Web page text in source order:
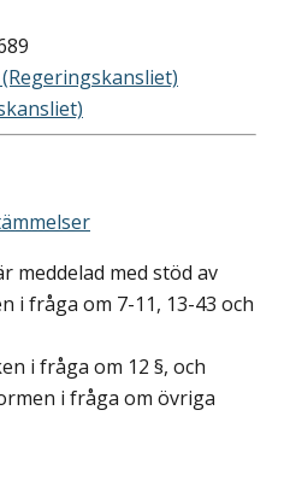
(Regeringskansliet)
meddelad med stöd av
i fråga om 7-11, 13-43 och
i fråga om 12 §, och
i fråga om övriga